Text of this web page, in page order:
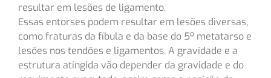
resultar em lesões de ligamento.
Essas entorses podem resultar em lesões diversas,
como fraturas da fíbula e da base do 5º metatarso e
lesões nos tendões e ligamentos. A gravidade e a
estrutura atingida vão depender da gravidade e do